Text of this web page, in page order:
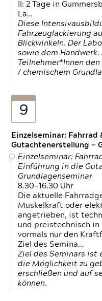
II: 2 Tage in
La…
Diese
Fahrzeuglackierung
Blickwinkeln. Der
sowie dem
Teilnehmer*Innen
/ chemischem
9
Einzelseminar:
Gutachtenerstellung —
Einzelseminar:
Einführung in die
Grundlagenseminar
8.30—16.30 Uhr
Die aktuelle
Muskelkraft oder
angetrieben, ist
und preistechnisch in
vormals nur den
Ziel des Semina…
Ziel des Seminars ist
die Möglichkeit zu
erschließen und auf
können.